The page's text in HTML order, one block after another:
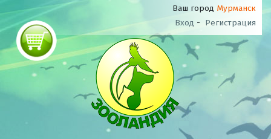
Ваш город Мурманск
Вход - Регистрация